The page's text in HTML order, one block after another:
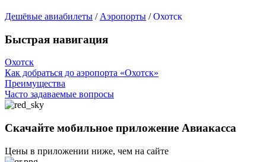
Дешёвые авиабилеты / Аэропорты /Охотск
Быстрая навигация
Охотск
Как добраться до аэропорта «Охотск»
Преимущества
Часто задаваемые вопросы
Скачайте мобильное приложение Авиакасса
Цены в приложении ниже, чем на сайте